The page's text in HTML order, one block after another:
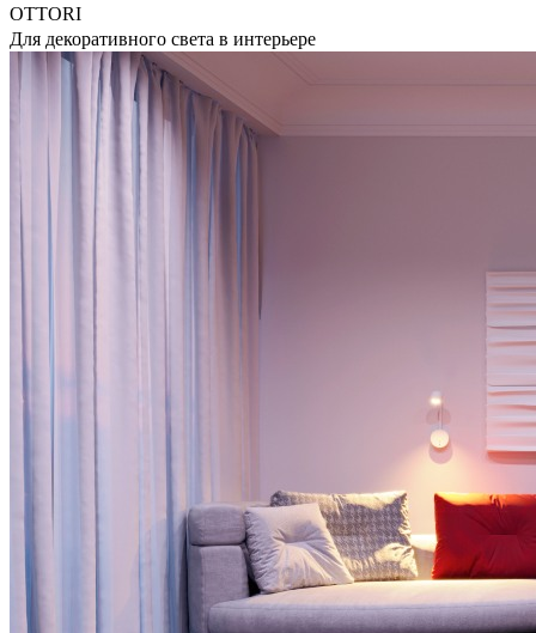
OTTORI
Для декоративного света в интерьере